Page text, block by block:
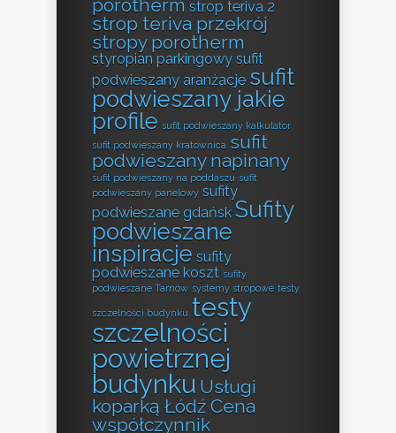
porotherm strop teriva 2
strop teriva przekrój
stropy porotherm
styropian parkingowy sufit
podwieszany aranżacje sufit
podwieszany jakie
profile sufit podwieszany kalkulator
sufit podwieszany kratownica sufit
podwieszany napinany
sufit podwieszany na poddaszu sufit
podwieszany panelowy sufity
podwieszane gdańsk Sufity
podwieszane
inspiracje sufity
podwieszane koszt sufity
podwieszane Tarnów systemy stropowe testy
szczelności budynku testy
szczelności
powietrznej
budynku Usługi
koparką Łódź Cena
współczynnik